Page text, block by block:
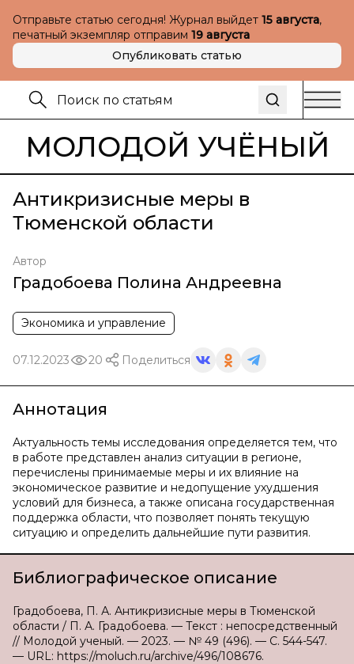
Отправьте статью сегодня! Журнал выйдет 15 августа,
печатный экземпляр отправим 19 августа
Опубликовать статью
МОЛОДОЙ УЧЁНЫЙ
Антикризисные меры в
Тюменской области
Автор
Градобоева Полина Андреевна
Экономика и управление
07.12.2023 20 Поделиться
Аннотация
Актуальность темы исследования определяется тем, что
в работе представлен анализ ситуации в регионе,
перечислены принимаемые меры и их влияние на
экономическое развитие и недопущение ухудшения
условий для бизнеса, а также описана государственная
поддержка области, что позволяет понять текущую
ситуацию и определить дальнейшие пути развития.
Библиографическое описание
Градобоева, П. А. Антикризисные меры в Тюменской
области / П. А. Градобоева. — Текст : непосредственный
// Молодой ученый. — 2023. — № 49 (496). — С. 544-547.
— URL: https://moluch.ru/archive/496/108676.